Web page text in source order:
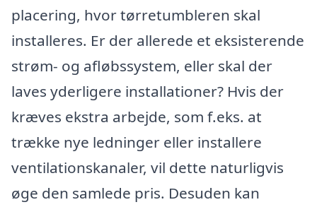
placering, hvor tørretumbleren skal
installeres. Er der allerede et eksisterende
strøm- og afløbssystem, eller skal der
laves yderligere installationer? Hvis der
kræves ekstra arbejde, som f.eks. at
trække nye ledninger eller installere
ventilationskanaler, vil dette naturligvis
øge den samlede pris. Desuden kan